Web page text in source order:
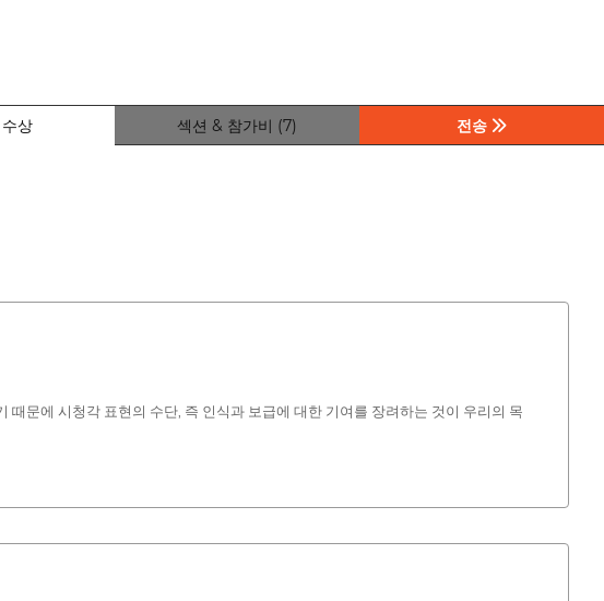
상 섹션 & 참가비 (7) 전송
문에 시청각 표현의 수단, 즉 인식과 보급에 대한 기여를 장려하는 것이 우리의 목